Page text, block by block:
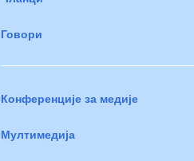
Говори
Конференције за медије
Мултимедија